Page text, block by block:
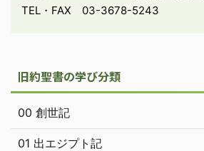
TEL・FAX 03-3678-5243
旧約聖書の学び分類
00 創世記
01 出エジプト記